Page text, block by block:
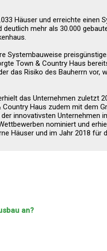
Häuser und erreichte einen
mehr als 30.000
Systembauweise
Town & Country Haus
das Risiko des Bauherrn vor,
das Unternehmen zuletzt
Haus zudem mit dem
innovativsten Unternehmen
nominiert und
Häuser und im Jahr 2018 für
an?